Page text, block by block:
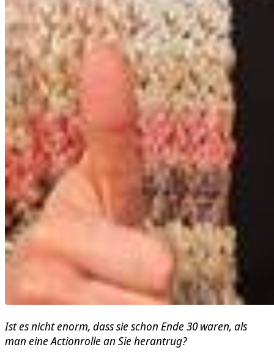
Ist es nicht enorm, dass sie schon Ende 30 waren, als
man eine Actionrolle an Sie herantrug?